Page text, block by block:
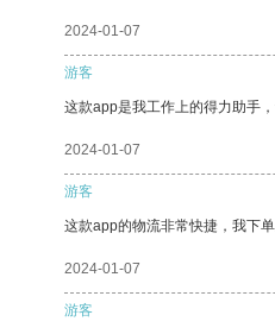
2024-01-07
游客
这款app是我工作上的得力助手
2024-01-07
游客
这款app的物流非常快捷，我下
2024-01-07
游客